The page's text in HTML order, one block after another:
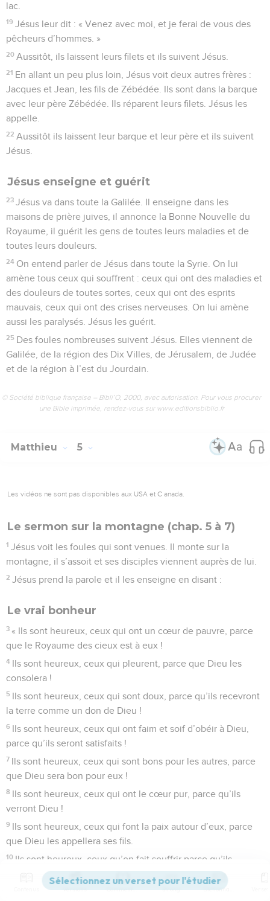
lac.
19 Jésus leur dit : « Venez avec moi, et je ferai de vous des
pêcheurs d’hommes. »
20 Aussitôt, ils laissent leurs filets et ils suivent Jésus.
21 En allant un peu plus loin, Jésus voit deux autres frères :
Jacques et Jean, les fils de Zébédée. Ils sont dans la barque
avec leur père Zébédée. Ils réparent leurs filets. Jésus les
appelle.
22 Aussitôt ils laissent leur barque et leur père et ils suivent
Jésus.
Jésus enseigne et guérit
23 Jésus va dans toute la Galilée. Il enseigne dans les
maisons de prière juives, il annonce la Bonne Nouvelle du
Royaume, il guérit les gens de toutes leurs maladies et de
toutes leurs douleurs.
24 On entend parler de Jésus dans toute la Syrie. On lui
amène tous ceux qui souffrent : ceux qui ont des maladies et
des douleurs de toutes sortes, ceux qui ont des esprits
mauvais, ceux qui ont des crises nerveuses. On lui amène
aussi les paralysés. Jésus les guérit.
25 Des foules nombreuses suivent Jésus. Elles viennent de
Galilée, de la région des Dix Villes, de Jérusalem, de Judée
et de la région à l’est du Jourdain.
© Société biblique française – Bibli’O, 2000, avec autorisation. Pour vous procurer
une Bible imprimée, rendez-vous sur www.editionsbiblio.fr
Matthieu 5
Les vidéos ne sont pas disponibles aux USA et C anada.
Le sermon sur la montagne (chap. 5 à 7)
1 Jésus voit les foules qui sont venues. Il monte sur la
montagne, il s’assoit et ses disciples viennent auprès de lui.
2 Jésus prend la parole et il les enseigne en disant :
Le vrai bonheur
3 « Ils sont heureux, ceux qui ont un cœur de pauvre, parce
que le Royaume des cieux est à eux !
4 Ils sont heureux, ceux qui pleurent, parce que Dieu les
consolera !
5 Ils sont heureux, ceux qui sont doux, parce qu’ils recevront
la terre comme un don de Dieu !
6 Ils sont heureux, ceux qui ont faim et soif d’obéir à Dieu,
parce qu’ils seront satisfaits !
7 Ils sont heureux, ceux qui sont bons pour les autres, parce
que Dieu sera bon pour eux !
8 Ils sont heureux, ceux qui ont le cœur pur, parce qu’ils
verront Dieu !
9 Ils sont heureux, ceux qui font la paix autour d’eux, parce
que Dieu les appellera ses fils.
10 Ils sont heureux, ceux qu’on fait souffrir parce qu’ils
obéissent à Dieu. Oui, le Royaume des cieux est à eux !
Vous êtes heureux quand on vous insulte, quand on vous
Versions Commentaires Strong